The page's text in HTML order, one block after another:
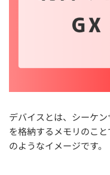
デバイスとは、シーケ
を格納するメモリのこ
のようなイメージです。